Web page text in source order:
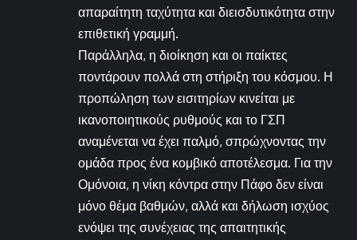
απαραίτητη ταχύτητα και διεισδυτικότητα στην
επιθετική γραμμή.
Παράλληλα, η διοίκηση και οι παίκτες
ποντάρουν πολλά στη στήριξη του κόσμου. Η
προπώληση των εισιτηρίων κινείται με
ικανοποιητικούς ρυθμούς και το ΓΣΠ
αναμένεται να έχει παλμό, σπρώχνοντας την
ομάδα προς ένα κομβικό αποτέλεσμα. Για την
Ομόνοια, η νίκη κόντρα στην Πάφο δεν είναι
μόνο θέμα βαθμών, αλλά και δήλωση ισχύος
ενόψει της συνέχειας της απαιτητικής